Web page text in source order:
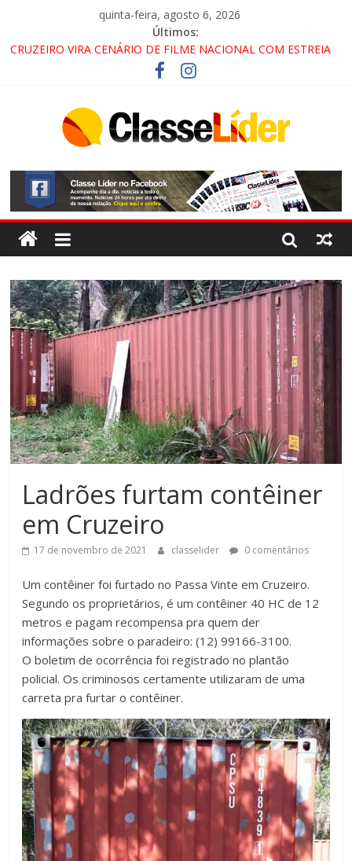
quinta-feira, agosto 6, 2026
Últimos:
CRUZEIRO VIRA CENÁRIO DE FILME NACIONAL COM ESTREIA
PROMOTOR DO GAECO
ACESSO À APARECIDA NA DUTRA SERÁ BLOQUEADO NO FIM
ALTERNATIVAS
LORENA, PINDAMONHANGABA E QUELUZ NA RETA FINAL
PELA FÁBRICA DA COCA-COLA!
Ladrões furtam contêiner
em Cruzeiro
17 de novembro de 2021 classelider 0 comentários
Um contêiner foi furtado no Passa Vinte em Cruzeiro.
Segundo os proprietários, é um contêiner 40 HC de 12
metros e pagam recompensa pra quem der
informações sobre o paradeiro: (12) 99166-3100.
O boletim de ocorrência foi registrado no plantão
policial. Os criminosos certamente utilizaram de uma
carreta pra furtar o contêiner.